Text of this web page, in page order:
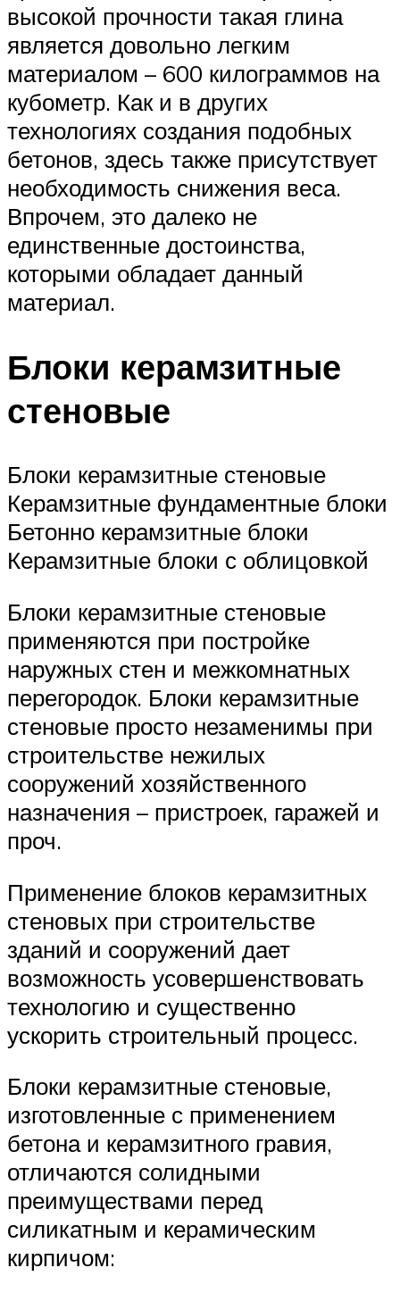
высокой прочности такая глина
является довольно легким
материалом – 600 килограммов на
кубометр. Как и в других
технологиях создания подобных
бетонов, здесь также присутствует
необходимость снижения веса.
Впрочем, это далеко не
единственные достоинства,
которыми обладает данный
материал.
Блоки керамзитные
стеновые
Блоки керамзитные стеновые
Керамзитные фундаментные блоки
Бетонно керамзитные блоки
Керамзитные блоки с облицовкой
Блоки керамзитные стеновые
применяются при постройке
наружных стен и межкомнатных
перегородок. Блоки керамзитные
стеновые просто незаменимы при
строительстве нежилых
сооружений хозяйственного
назначения – пристроек, гаражей и
проч.
Применение блоков керамзитных
стеновых при строительстве
зданий и сооружений дает
возможность усовершенствовать
технологию и существенно
ускорить строительный процесс.
Блоки керамзитные стеновые,
изготовленные с применением
бетона и керамзитного гравия,
отличаются солидными
преимуществами перед
силикатным и керамическим
кирпичом: